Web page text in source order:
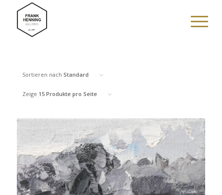
Sortieren nach Standard
Zeige 15 Produkte pro Seite